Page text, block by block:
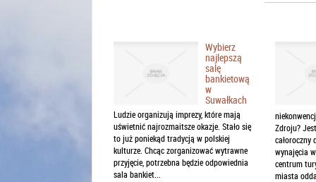
Wybierz
najlepszą
salę
bankietową
w
Suwałkach
Ludzie organizują imprezy, które mają
uświetnić najrozmaitsze okazje. Stało się
to już poniekąd tradycją w polskiej
kulturze. Chcąc zorganizować wytrawne
przyjęcie, potrzebna będzie odpowiednia
sala bankiet...
Zdroju?
całoroczny
wynajęcia
centrum
miasta